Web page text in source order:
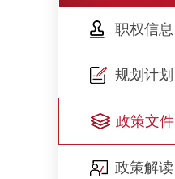
职权信息
规划计划
政策文件
政策解读